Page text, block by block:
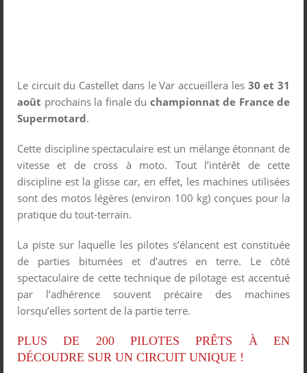
Le circuit du Castellet dans le Var accueillera les 30 et 31
août prochains la finale du championnat de France de
Supermotard.
Cette discipline spectaculaire est un mélange étonnant de
vitesse et de cross à moto. Tout l’intérêt de cette
discipline est la glisse car, en effet, les machines utilisées
sont des motos légères (environ 100 kg) conçues pour la
pratique du tout-terrain.
La piste sur laquelle les pilotes s’élancent est constituée
de parties bitumées et d’autres en terre. Le côté
spectaculaire de cette technique de pilotage est accentué
par l’adhérence souvent précaire des machines
lorsqu’elles sortent de la partie terre.
PLUS DE 200 PILOTES PRÊTS À EN
DÉCOUDRE SUR UN CIRCUIT UNIQUE !